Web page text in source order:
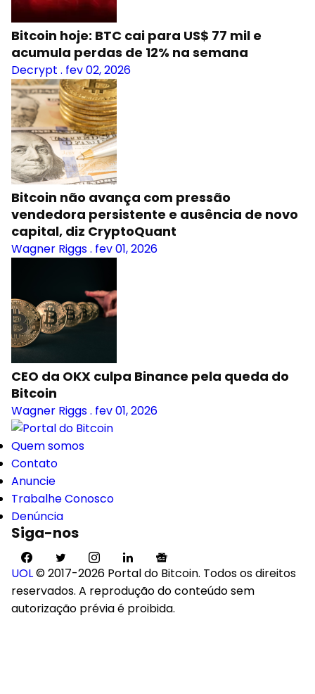
Bitcoin hoje: BTC cai para US$ 77 mil e
acumula perdas de 12% na semana
Decrypt . fev 02, 2026
Bitcoin não avança com pressão
vendedora persistente e ausência de novo
capital, diz CryptoQuant
Wagner Riggs. fev 01, 2026
CEO da OKX culpa Binance pela queda do
Bitcoin
Wagner Riggs. fev 01, 2026
Quem somos
Contato
Anuncie
Trabalhe Conosco
Denúncia
Siga-nos
UOL© 2017-2026 Portal do Bitcoin. Todos os direitos
reservados. A reprodução do conteúdo sem
autorização prévia é proibida.